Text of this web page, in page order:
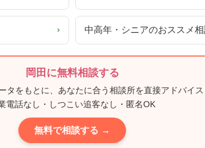
› 中高年・シニアのおススメ
岡田に無料相談する
タをもとに、あなたに合う相談所を直接アドバイス
電話なし・しつこい追客なし・匿名OK
無料で相談する →